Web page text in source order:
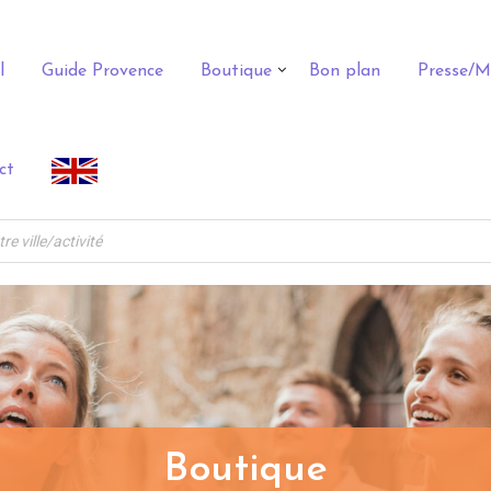
Guide Provence Boutique Bon plan Presse/
Boutique